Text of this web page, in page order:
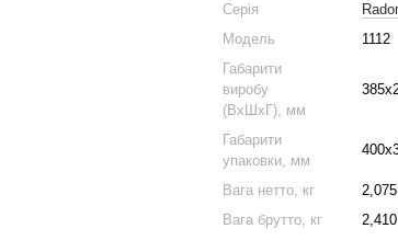
Серія
Модель
1112
Габарити
виробу
(ВхШхГ), мм
Габарити
упаковки, мм
Вага нетто, кг
2,075
Вага брутто, кг
2,410